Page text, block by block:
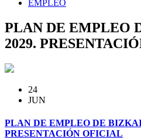
EMPLEO
PLAN DE EMPLEO
2029.
24
JUN
PLAN DE EMPLEO DE
PRESENTACIÓN OFICIAL